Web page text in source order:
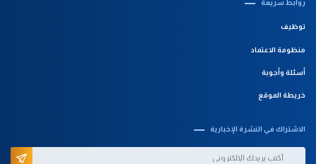
روابط سريعة‎
توظيف
منظومة الاعتماد
أسئلة وأجوبة
خريطة الموقع
الاشتراك في النشرة الإخبارية